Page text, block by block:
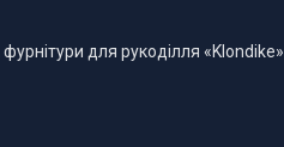
для рукоділля «Klondike»